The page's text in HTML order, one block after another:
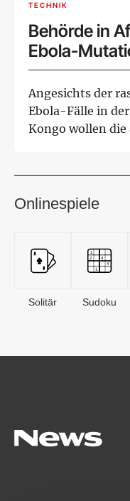
TECHNIK
Behörde in
Ebola-
Angesichts der
Ebola-Fälle in
Kongo wollen
Onlinespiele
Solitär Sudoku